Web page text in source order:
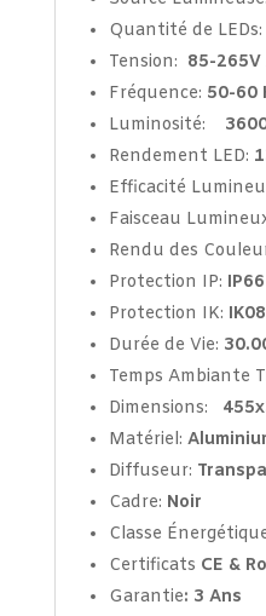
Quantité de LEDs:
Tension: 85-265V
Fréquence: 50-60
Luminosité:
Rendement LED:
Efficacité
Faisceau
Rendu des
Protection IP: IP66
Protection IK: IK08
Durée de Vie:
Temps Ambiante
Dimensions:
Matériel: Aluminiu
Diffuseur:
Cadre: Noir
Classe
Certificats CE &
Garantie: 3 Ans